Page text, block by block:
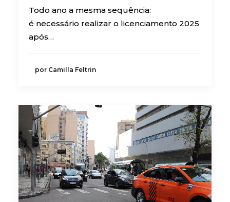
Todo ano a mesma sequência:
é necessário realizar o licenciamento 2025
após…
por Camilla Feltrin